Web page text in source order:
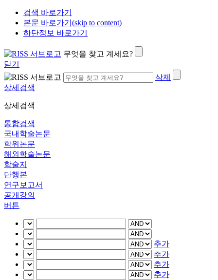
검색 바로가기
본문 바로가기(skip to content)
하단정보 바로가기
무엇을 찾고 계세요?
닫기
삭제
상세검색
상세검색
통합검색
국내학술논문
학위논문
해외학술논문
학술지
단행본
연구보고서
공개강의
버튼
추가
추가
추가
추가